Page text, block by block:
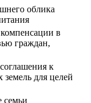
облика
в
граждан,
к
земель для целей
семьи